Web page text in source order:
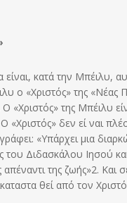
κατά την Μπέιλυ,
ο «Χριστός» της «Νέας
της Μπέιλυ
«Χριστός» δεν εί ναι
«Υπάρχει μια
Διδασκάλου Ιησού
της ζωής»2. Και
θεί από τον